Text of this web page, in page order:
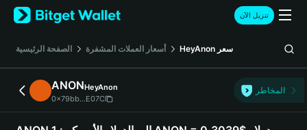
English
日本語
Русский
Español (Latinoamérica)
Türkçe
تنزيل الآن
الصفحة الرئيسية أسعار العملات المشفرة HeyAnon سعر
ANONHeyAnon
0x79bb...E07C
المخاطر